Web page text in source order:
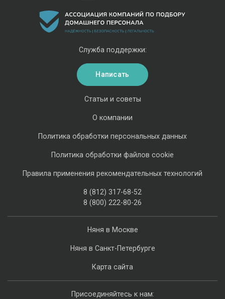
Няня в Москве
Няня в Санкт-Петербурге
Карта сайта
Статьи и советы
О компании
Политика обработки персональных данных
Политика обработки файлов cookie
Правила применения рекомендательных технологий
8 (812) 317-68-52
8 (800) 222-80-26
Служба поддержки:
Написать
Присоединяйтесь к нам: